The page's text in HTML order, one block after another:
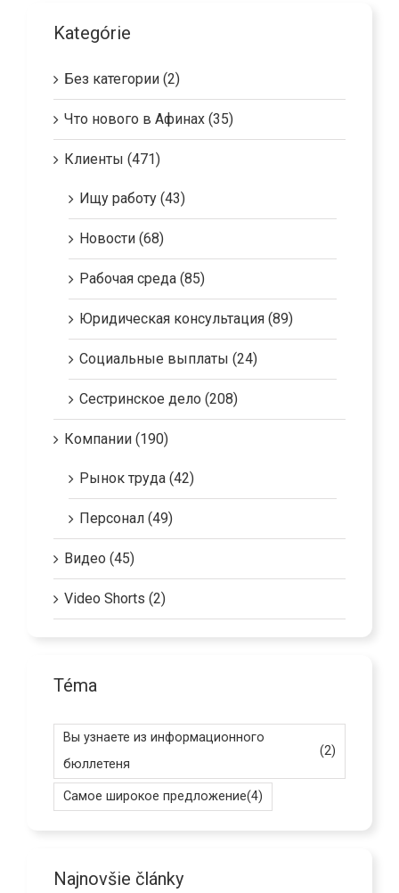
Без категории (2)
Что нового в Афинах (35)
Ищу работу (43)
Новости (68)
Рабочая среда (85)
Юридическая консультация (89)
Социальные выплаты (24)
Сестринское дело (208)
Рынок труда (42)
Персонал (49)
Видео (45)
Video Shorts (2)
Вы узнаете из информационного
бюллетеня